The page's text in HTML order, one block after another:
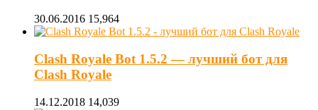
30.06.2016 15,964
Clash Royale Bot 1.5.2 — лучший бот для
Clash Royale
14.12.2018 14,039